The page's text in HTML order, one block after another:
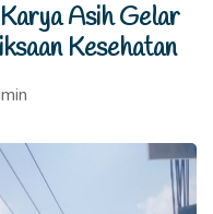
Asih Gelar
Kesehatan